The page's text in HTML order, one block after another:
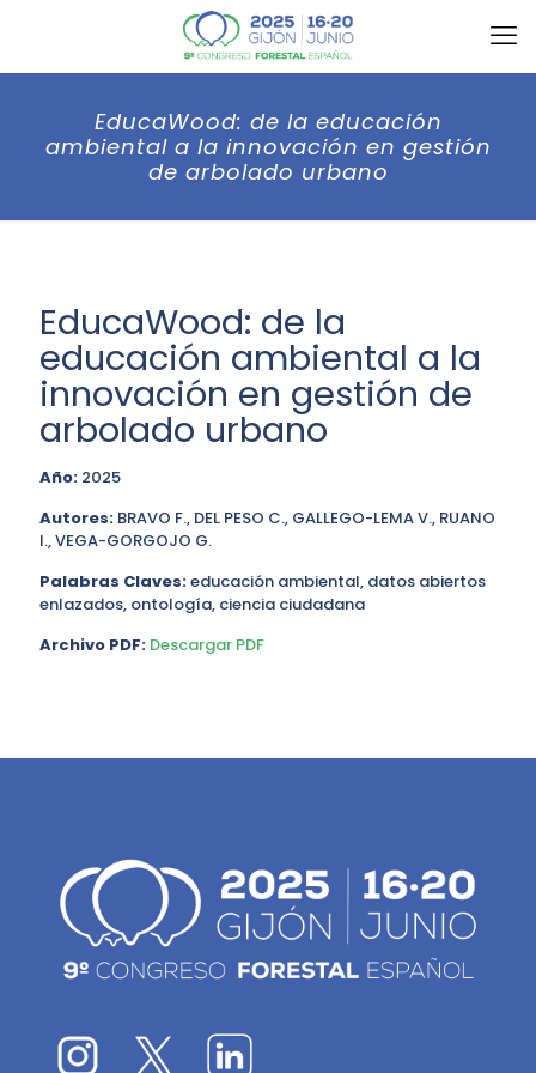
EducaWood: de la educación
ambiental a la innovación en gestión
de arbolado urbano
EducaWood: de la
educación ambiental a la
innovación en gestión de
arbolado urbano
Año: 2025
Autores: BRAVO F., DEL PESO C., GALLEGO-LEMA V., RUANO
I., VEGA-GORGOJO G.
Palabras Claves:educación ambiental, datos abiertos
enlazados, ontología, ciencia ciudadana
Archivo PDF: Descargar PDF